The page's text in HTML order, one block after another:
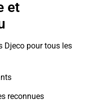
et
Djeco pour tous les
reconnues